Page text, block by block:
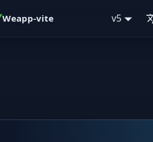
Weapp-vite v5